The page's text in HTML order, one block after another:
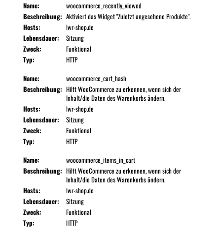
Name:
woocommerce_recently_viewed
Beschreibung: Aktiviert das Widget "Zuletzt angesehene Produkte".
Hosts:
lwr-shop.de
Lebensdauer:
Sitzung
Zweck:
Funktional
Typ:
HTTP
Name:
woocommerce_cart_hash
Beschreibung: Hilft WooCommerce zu erkennen, wenn sich der
Inhalt/die Daten des Warenkorbs ändern.
Hosts:
lwr-shop.de
Lebensdauer:
Sitzung
Zweck:
Funktional
Typ:
HTTP
Name:
woocommerce_items_in_cart
Beschreibung: Hilft WooCommerce zu erkennen, wenn sich der
Inhalt/die Daten des Warenkorbs ändern.
Hosts:
lwr-shop.de
Lebensdauer:
Sitzung
Zweck:
Funktional
Typ:
HTTP